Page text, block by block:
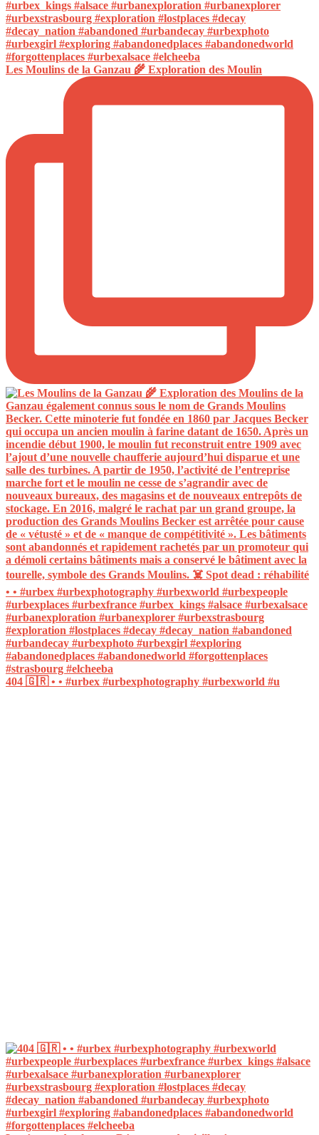
Les Moulins de la Ganzau 🌾 Exploration des Moulin
404 🇬🇷 • • #urbex #urbexphotography #urbexworld #u